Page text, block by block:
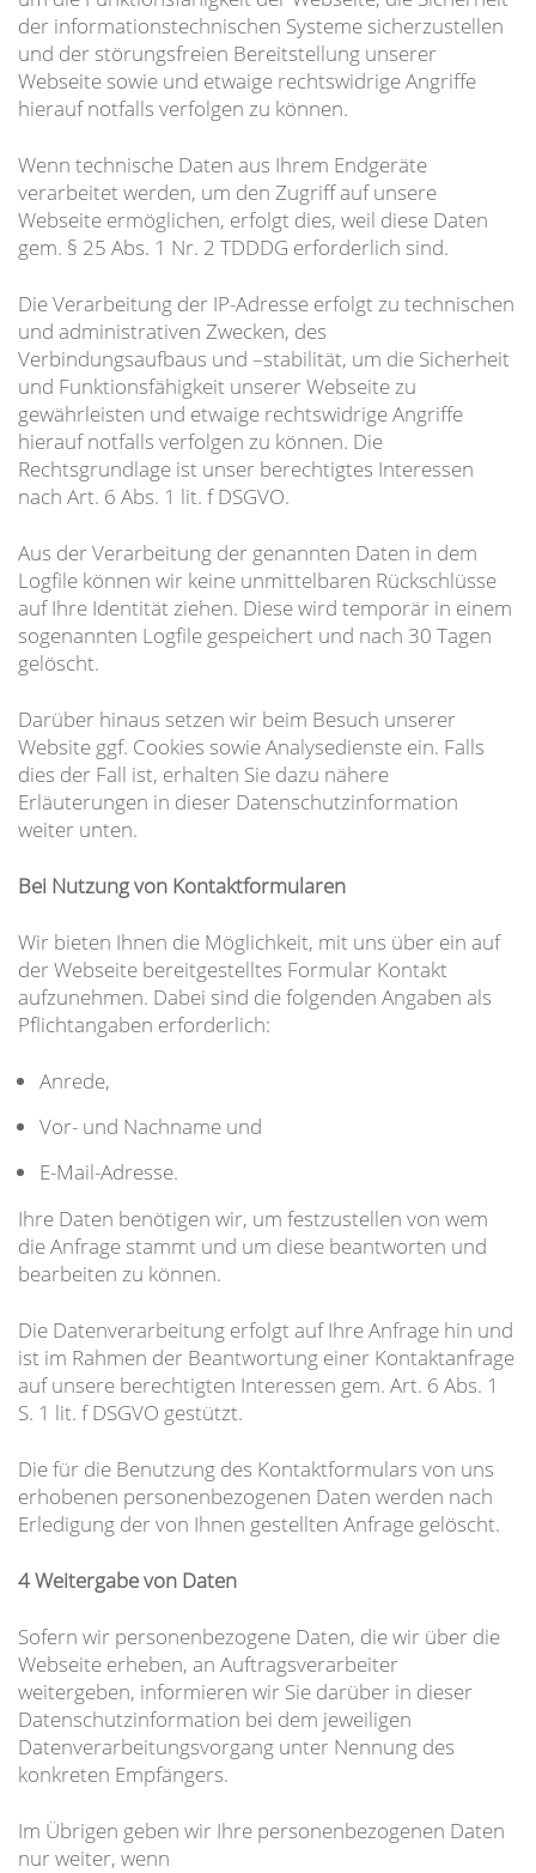
der informationstechnischen Systeme sicherzustellen
und der störungsfreien Bereitstellung unserer
Webseite sowie und etwaige rechtswidrige Angriffe
hierauf notfalls verfolgen zu können.
Wenn technische Daten aus Ihrem Endgeräte
verarbeitet werden, um den Zugriff auf unsere
Webseite ermöglichen, erfolgt dies, weil diese Daten
gem. § 25 Abs. 1 Nr. 2 TDDDG erforderlich sind.
Die Verarbeitung der IP-Adresse erfolgt zu technischen
und administrativen Zwecken, des
Verbindungsaufbaus und –stabilität, um die Sicherheit
und Funktionsfähigkeit unserer Webseite zu
gewährleisten und etwaige rechtswidrige Angriffe
hierauf notfalls verfolgen zu können. Die
Rechtsgrundlage ist unser berechtigtes Interessen
nach Art. 6 Abs. 1 lit. f DSGVO.
Aus der Verarbeitung der genannten Daten in dem
Logfile können wir keine unmittelbaren Rückschlüsse
auf Ihre Identität ziehen. Diese wird temporär in einem
sogenannten Logfile gespeichert und nach 30 Tagen
gelöscht.
Darüber hinaus setzen wir beim Besuch unserer
Website ggf. Cookies sowie Analysedienste ein. Falls
dies der Fall ist, erhalten Sie dazu nähere
Erläuterungen in dieser Datenschutzinformation
weiter unten.
Bei Nutzung von Kontaktformularen
Wir bieten Ihnen die Möglichkeit, mit uns über ein auf
der Webseite bereitgestelltes Formular Kontakt
aufzunehmen. Dabei sind die folgenden Angaben als
Pflichtangaben erforderlich:
Anrede,
Vor- und Nachname und
E-Mail-Adresse.
Ihre Daten benötigen wir, um festzustellen von wem
die Anfrage stammt und um diese beantworten und
bearbeiten zu können.
Die Datenverarbeitung erfolgt auf Ihre Anfrage hin und
ist im Rahmen der Beantwortung einer Kontaktanfrage
auf unsere berechtigten Interessen gem. Art. 6 Abs. 1
S. 1 lit. f DSGVO gestützt.
Die für die Benutzung des Kontaktformulars von uns
erhobenen personenbezogenen Daten werden nach
Erledigung der von Ihnen gestellten Anfrage gelöscht.
4 Weitergabe von Daten
Sofern wir personenbezogene Daten, die wir über die
Webseite erheben, an Auftragsverarbeiter
weitergeben, informieren wir Sie darüber in dieser
Datenschutzinformation bei dem jeweiligen
Datenverarbeitungsvorgang unter Nennung des
konkreten Empfängers.
Im Übrigen geben wir Ihre personenbezogenen Daten
nur weiter, wenn